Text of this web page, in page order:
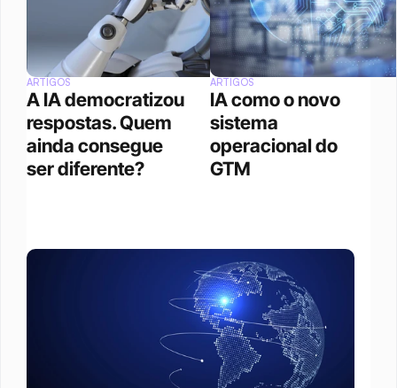
ARTIGOS
A IA democratizou
respostas. Quem
ainda consegue
ser diferente?
ARTIGOS
IA como o novo
sistema
operacional do
GTM